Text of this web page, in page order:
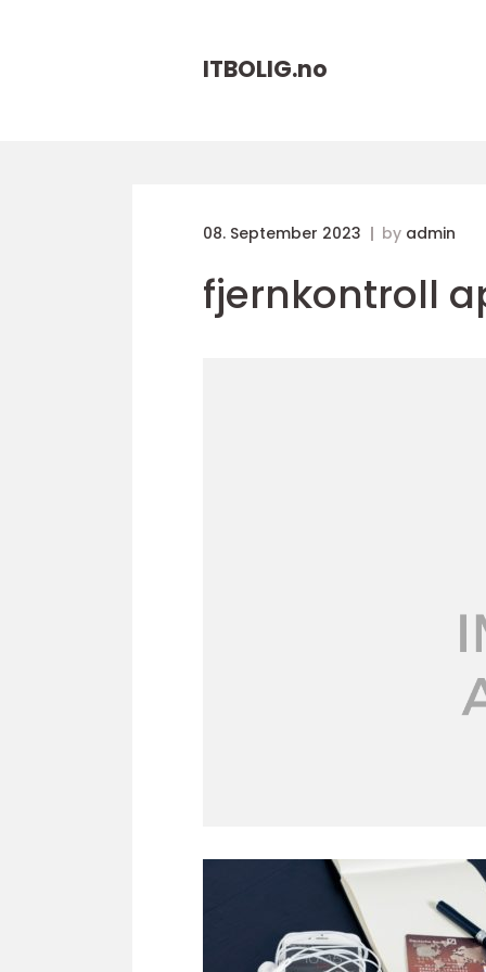
ITBOLIG.no
08. September 2023 by admin
fjernkontroll